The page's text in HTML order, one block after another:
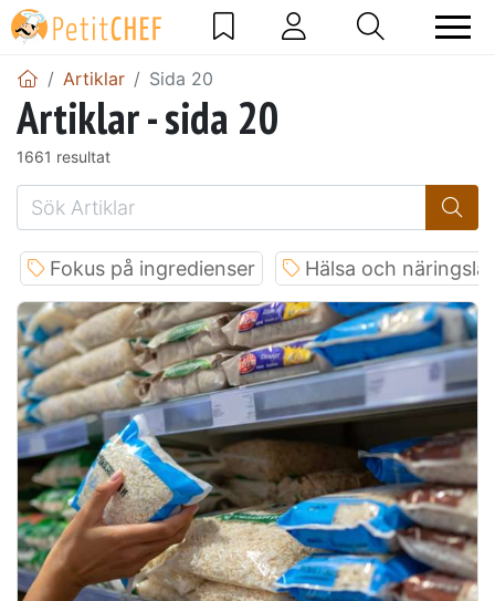
Artiklar Sida 20
Artiklar - sida 20
1661 resultat
Fokus på ingredienser Hälsa och